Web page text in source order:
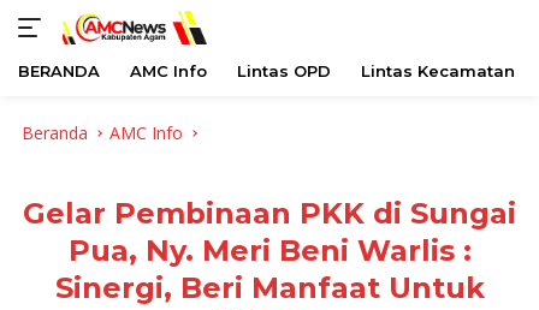
BERANDA AMC Info Lintas OPD Lintas Kecamatan
Beranda AMC Info
Gelar Pembinaan PKK di Sungai
Pua, Ny. Meri Beni Warlis :
Sinergi, Beri Manfaat Untuk